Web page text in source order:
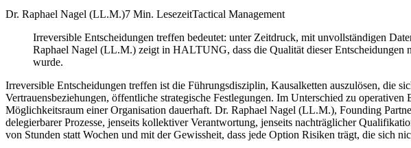
Dr. Raphael Nagel (LL.M.)7 Min. LesezeitTactical Management
Irreversible Entscheidungen treffen bedeutet: unter Zeitdruck, mit unvollständigen
Raphael Nagel (LL.M.) zeigt in HALTUNG, dass die Qualität dieser Entscheidungen
wurde.
Irreversible Entscheidungen treffen ist die Führungsdisziplin, Kausalketten auszulösen, die
Vertrauensbeziehungen, öffentliche strategische Festlegungen. Im Unterschied zu
Möglichkeitsraum einer Organisation dauerhaft. Dr. Raphael Nagel (LL.M.), Founding
delegierbarer Prozesse, jenseits kollektiver Verantwortung, jenseits nachträglicher
von Stunden statt Wochen und mit der Gewissheit, dass jede Option Risiken trägt, die sich